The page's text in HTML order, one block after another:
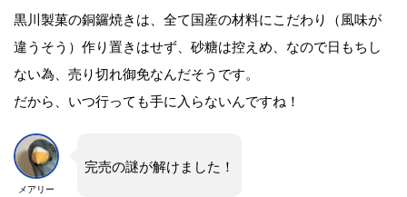
黒川製菓の銅鑼焼きは、全て国産の材料にこだわり（風味が
違うそう）作り置きはせず、砂糖は控えめ、なので日もちし
ない為、売り切れ御免なんだそうです。
だから、いつ行っても手に入らないんですね！
メアリー
完売の謎が解けました！